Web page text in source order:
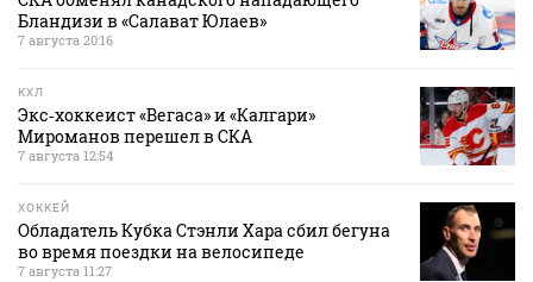
Бландизи в «Салават Юлаев»
7 августа 20:16
КХЛ
Экс‑хоккеист «Вегаса» и «Калгари»
Мироманов перешел в СКА
7 августа 12:54
ХОККЕЙ
Обладатель Кубка Стэнли Хара сбил бегуна
во время поездки на велосипеде
7 августа 11:27